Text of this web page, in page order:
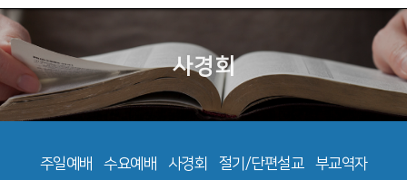
사경회
주일예배 수요예배 사경회 절기/단편설교 부교역자